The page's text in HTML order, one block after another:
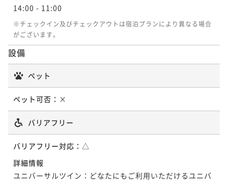
14:00 - 11:00
※チェックイン及びチェックアウトは宿泊プランにより異なる場合
がございます。
設備
ペット
ペット可否： ×
バリアフリー
バリアフリー対応： △
詳細情報
ユニバーサルツイン：どなたにもご利用いただけるユニバ